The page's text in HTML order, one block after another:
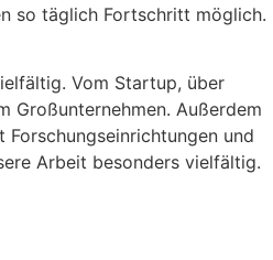
so täglich Fortschritt möglich.
Vom Startup, über
Großunternehmen. Außerdem
und
Arbeit besonders vielfältig.